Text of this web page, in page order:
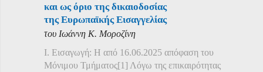
και ως όριο της δικαιοδοσίας
της Ευρωπαϊκής Εισαγγελίας
του Ιωάννη Κ. Μοροζίνη
Ι. Εισαγωγή: Η από 16.06.2025 απόφαση του
Μόνιμου Τμήματος[1] Λόγω της επικαιρότητας